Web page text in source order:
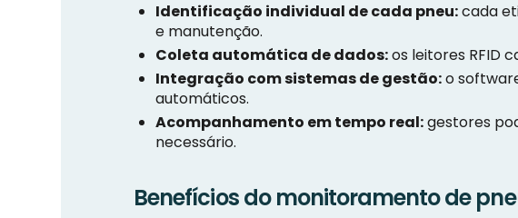
Identificação individual de cada pneu:cada
e manutenção.
Coleta automática de dados:os leitores RFID
Integração com sistemas de gestão:o
automáticos.
Acompanhamento em tempo real:gestores
necessário.
Benefícios do monitoramento de